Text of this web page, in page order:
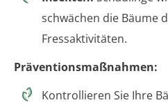
schwächen die Bäume
Fressaktivitäten.
Präventionsmaßnahmen:
Kontrollieren Sie Ihre